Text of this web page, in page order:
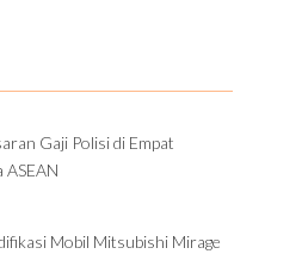
Gaji Polisi di Empat
ASEAN
Mobil Mitsubishi Mirage